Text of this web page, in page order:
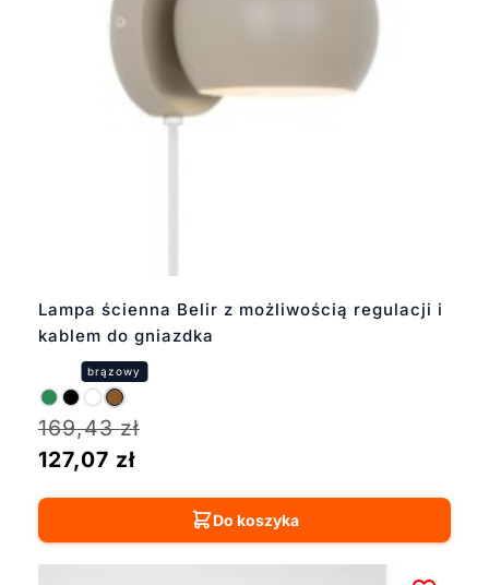
Lampa ścienna Belir z możliwością regulacji i
kablem do gniazdka
169,43zł
127,07 zł
Do koszyka